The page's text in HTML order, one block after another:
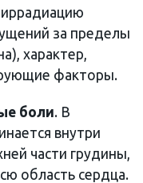
иррадиацию
за пределы
характер,
факторы.
боли. В
внутри
части грудины,
область сердца.